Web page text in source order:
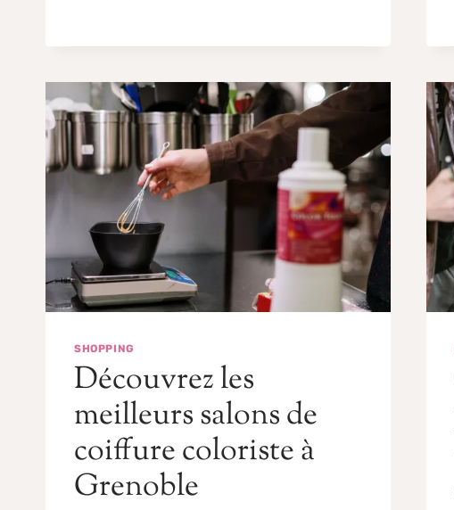
SHOPPING
Découvrez les
meilleurs salons de
coiffure coloriste à
Grenoble